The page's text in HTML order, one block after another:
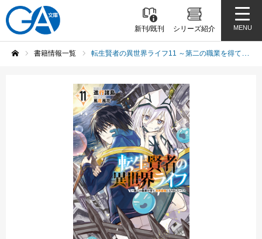
新刊/既刊 シリーズ紹介 MENU
書籍情報一覧 転生賢者の異世界ライフ11 ～第二の職業を得て、世界最強になりました～